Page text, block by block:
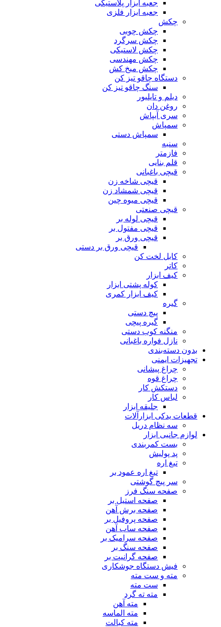
جعبه ابزار پلاستیکی
جعبه ابزار فلزی
چکش
چکش چوبی
چکش سرگرد
چکش لاستیکی
چکش مهندسی
چکش میخ کش
دستگاه چاقو تیز کن
سنگ چاقو تیز کن
دیلم و تایلیور
روغن دان
سری آبپاش
سمپاش
سمپاش دستی
سنبه
فازمتر
قلم بنایی
قیچی باغبانی
قیچی شاخه زن
قیچی شمشاد زن
قیچی میوه چین
قیچی صنعتی
قیچی لوله بر
قیچی مفتول بر
قیچی ورق بر
قیچی ورق بر دستی
کابل لخت کن
کاتر
کیف ابزار
کوله پشتی ابزار
کیف ابزار کمری
گیره
پیچ دستی
گیره پیچی
منگنه کوب دستی
نازل فواره باغبانی
بدون دسته‌بندی
تجهیزات ایمنی
چراغ پیشانی
چراغ قوه
دستکش کار
لباس کار
جلیقه ابزار
قطعات یدکی ابزارآلات
سه نظام دریل
لوازم جانبی ابزار
بست کمربندی
پد پولیش
تیغ اره
تیغ اره عمود بر
سر پیچ گوشتی
صفحه سنگ فرز
صفحه استیل بر
صفحه برش آهن
صفحه پروفیل بر
صفحه ساب آهن
صفحه سرامیک بر
صفحه سنگ بر
صفحه گرانیت بر
فیش دستگاه جوشکاری
مته و ست مته
ست مته
مته ته گرد
مته آهن
مته الماسه
مته کبالت